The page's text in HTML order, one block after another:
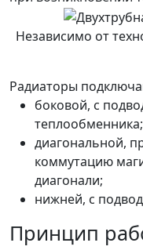
Независимо от
Радиаторы
боковой, с
теплообменника;
диагональной,
коммутацию
диагонали;
нижней, с
Принцип